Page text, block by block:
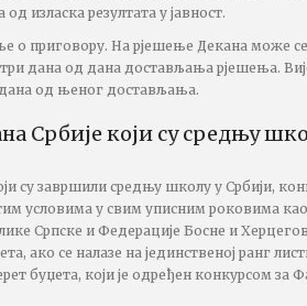
изласка резултата у јавност.
о приговору. На рјешење Декана може
дана од дана достављања рјешења.
од њеног достављања.
Србије који су средњу
су завршили средњу школу у Србији,
условима у свим уписним роковима
Српске и Федерације Босне и
ако се налазе на јединственој ранг
буџета, који је одређен конкурсом за